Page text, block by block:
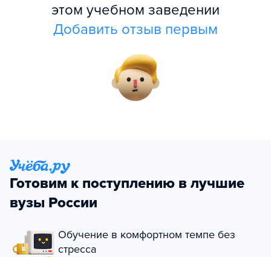
этом учебном заведении
Добавить отзыв первым
Готовим к поступлению в лучшие
вузы России
Обучение в комфортном темпе без
стресса